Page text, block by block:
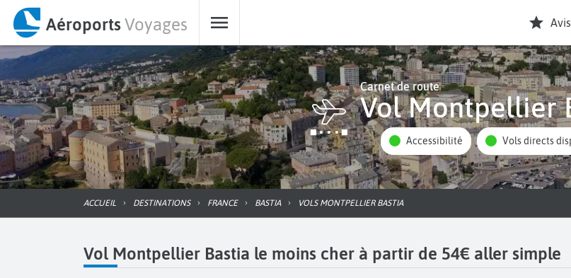
AéroportsVoyages Avis
Carnet de route
Vol Montpellier
Accessibilité Vols directs
ACCUEIL DESTINATIONS FRANCE BASTIA VOLS MONTPELLIER BASTIA
Vol Montpellier Bastia le moins cher à partir de 54€ aller simple